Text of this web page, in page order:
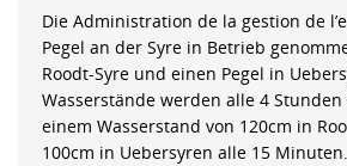
Die Administration de la gestion de
Pegel an der Syre in Betrieb
Roodt-Syre und einen Pegel in
Wasserstände werden alle 4
einem Wasserstand von 120cm in
100cm in Uebersyren alle 15 Minuten.